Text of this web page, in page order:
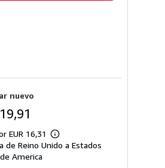
nuevo
EUR 16,31
Más
información
de Reino Unido a Estados
America